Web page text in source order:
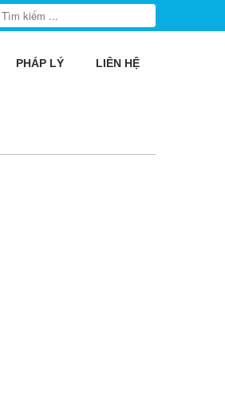
PHÁP LÝ LIÊN HỆ